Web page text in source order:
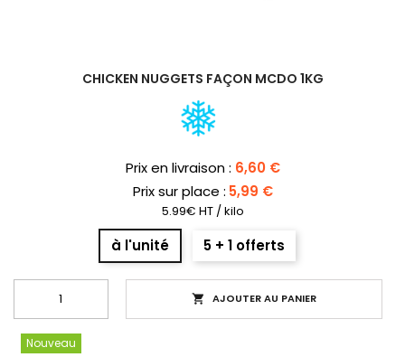
CHICKEN NUGGETS FAÇON MCDO 1KG
Prix
Prix en livraison : 6,60 €
Prix sur place : 5,99 €
5.99€ HT / kilo
à l'unité 5 + 1 offerts
 AJOUTER AU PANIER
Nouveau